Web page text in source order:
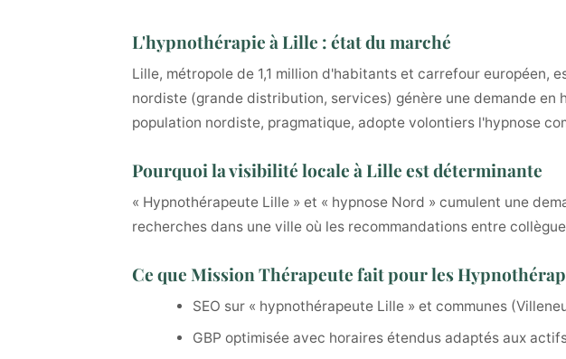
L'hypnothérapie à Lille : état du marché
Lille, métropole de 1,1 million d'habitants et carrefour européen,
nordiste (grande distribution, services) génère une demande
population nordiste, pragmatique, adopte volontiers l'hypnose
Pourquoi la visibilité locale à Lille est déterminante
« Hypnothérapeute Lille » et « hypnose Nord » cumulent une
recherches dans une ville où les recommandations entre
Ce que Mission Thérapeute fait pour les
SEO sur « hypnothérapeute Lille » et communes
GBP optimisée avec horaires étendus adaptés aux